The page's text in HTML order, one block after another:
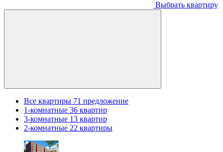
Выбрать квартиру
Все квартиры 71 предложение
1-комнатные 36 квартир
3-комнатные 13 квартир
2-комнатные 22 квартиры